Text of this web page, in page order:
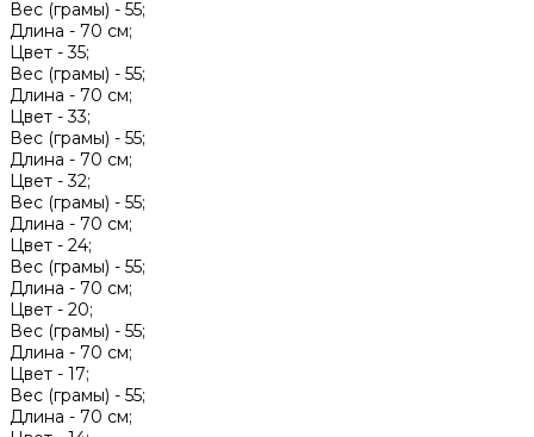
Вес (грамы) - 55;
Длина - 70 см;
Цвет -35;
Вес (грамы) - 55;
Длина - 70 см;
Цвет -33;
Вес (грамы) - 55;
Длина - 70 см;
Цвет -32;
Вес (грамы) - 55;
Длина - 70 см;
Цвет - 24;
Вес (грамы) - 55;
Длина - 70 см;
Цвет - 20;
Вес (грамы) - 55;
Длина - 70 см;
Цвет - 17;
Вес (грамы) - 55;
Длина - 70 см;